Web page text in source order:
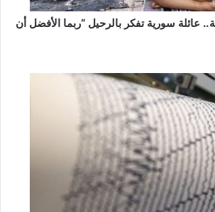
عائلة سورية تفكر بالرحيل “ربما الأفضل أن